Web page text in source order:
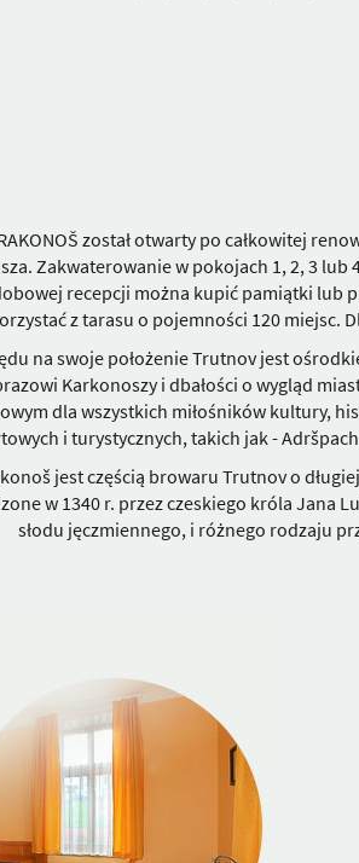
​​został otwarty po całkowitej
Zakwaterowanie w pokojach 1, 2, 3
recepcji można kupić pamiątki lub
z tarasu o pojemności 120 miejsc.
na swoje położenie Trutnov jest
Karkonoszy i dbałości o wygląd
dla wszystkich miłośników kultury,
i turystycznych, takich jak -
jest częścią browaru Trutnov o
w 1340 r. przez czeskiego króla Jana
słodu jęczmiennego, i różnego rodzaju